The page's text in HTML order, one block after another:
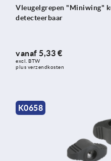
Vleugelgrepen "Miniwing"
detecteerbaar
vanaf 5,33 €
excl. BTW
plus verzendkosten
K0658